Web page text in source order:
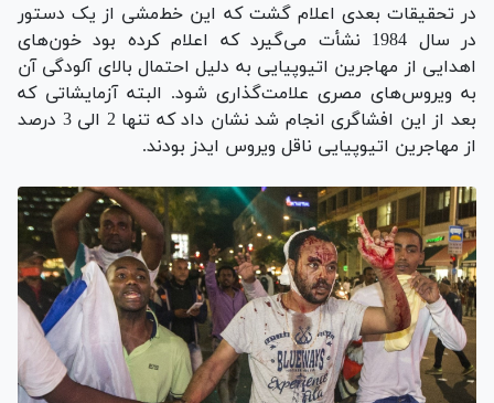
در تحقیقات بعدی اعلام گشت که این خط‌مشی از یک دستور
در سال 1984 نشأت می‌گیرد که اعلام کرده بود خون‌های
اهدایی از مهاجرین اتیوپیایی به دلیل احتمال بالای آلودگی آن
به ویروس‌های مصری علامت‌گذاری شود. البته آزمایشاتی که
بعد از این افشاگری انجام شد نشان داد که تنها 2 الی 3 درصد
از مهاجرین اتیوپیایی ناقل ویروس ایدز بودند.